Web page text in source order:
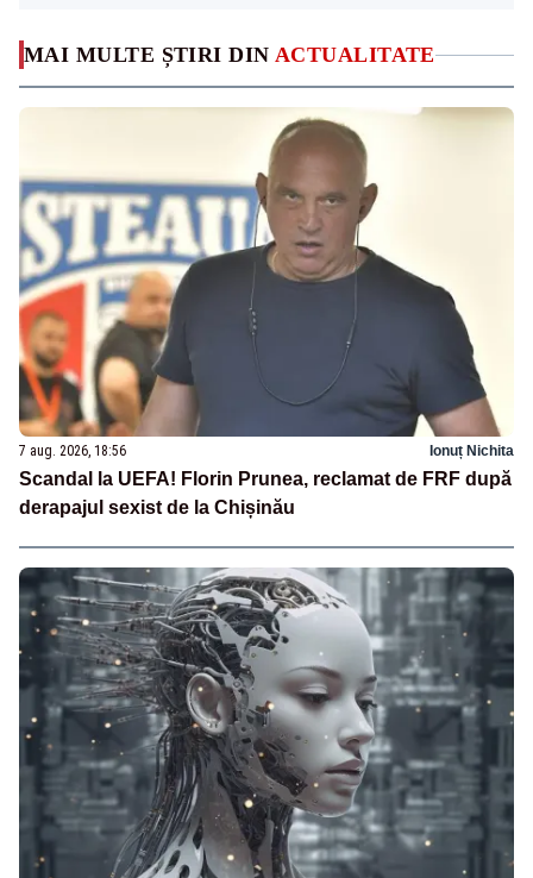
MAI MULTE ȘTIRI DIN ACTUALITATE
7 aug. 2026, 18:56 Ionuț Nichita
Scandal la UEFA! Florin Prunea, reclamat de FRF după
derapajul sexist de la Chișinău